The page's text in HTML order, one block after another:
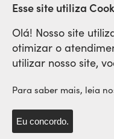
Rede
Esse site utiliza
Olá! Nosso site
otimizar o
utilizar nosso site,
Para saber mais, leia
Eu concordo.